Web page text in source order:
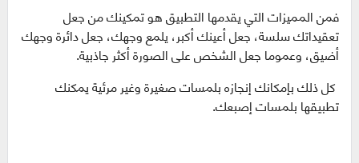
فمن المميزات التي يقدمها التطبيق هو تمكينك من جعل
تعقيداتك سلسة، جعل أعينك أكبر، يلمع وجهك، جعل دائرة وجهك
أضيق، وعموما جعل الشخص على الصورة أكثر جاذبية.
كل ذلك بإمكانك إنجازه بلمسات صغيرة وغير مرئية يمكنك
تطبيقها بلمسات إصبعك.